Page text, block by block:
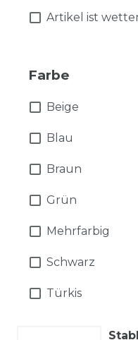
Artikel ist
Farbe
Beige
Blau
Braun
Grün
Mehrfarbig
Schwarz
Türkis